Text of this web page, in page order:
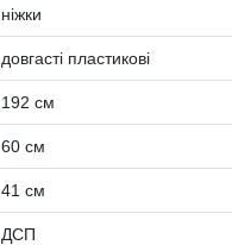
ніжки
довгасті пластикові
192 см
60 см
41 см
ДСП